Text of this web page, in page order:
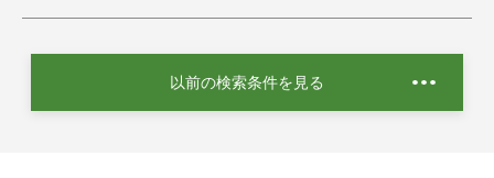
以前の検索条件を見る